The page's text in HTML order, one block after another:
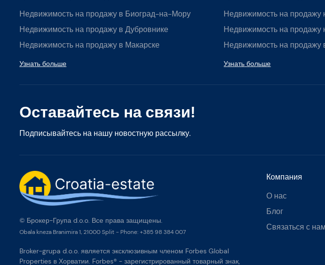
Оставайтесь на связи!
Подписывайтесь на нашу новостную рассылку.
Недвижимость на продажу в Биоград-на-Мору
Недвижимость на продажу в Дубровнике
Недвижимость на продажу в Макарске
Узнать больше
Недвижимость на продажу
Недвижимость на продажу
Недвижимость на продажу
Узнать больше
Компания
О нас
Блог
Связаться с
© Брокер-Група d.o.o. Все права защищены.
Obala kneza Branimira 1, 21000 Split - Phone: +385 98 384 007
Broker-grupa d.o.o. является эксклюзивным членом Forbes Global
Properties в Хорватии. Forbes® - зарегистрированный товарный знак,